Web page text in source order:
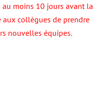
au moins 10 jours avant la
collègues de prendre
nouvelles équipes.